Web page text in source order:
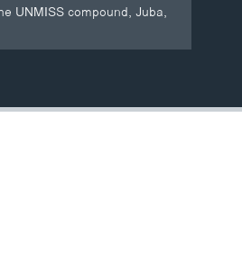
UNMISS compound, Juba,